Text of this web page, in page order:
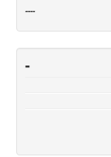
----
-